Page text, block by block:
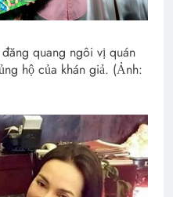
quang ngôi vị quán
hộ của khán giả. (Ảnh: